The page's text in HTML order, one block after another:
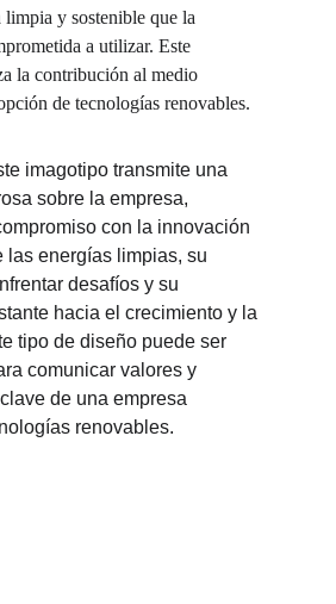
limpia y sostenible que la
a utilizar. Este
la contribución al medio
de tecnologías renovables.
imagotipo transmite una
sobre la empresa,
con la innovación
las energías limpias, su
desafíos y su
hacia el crecimiento y la
tipo de diseño puede ser
comunicar valores y
de una empresa
renovables.